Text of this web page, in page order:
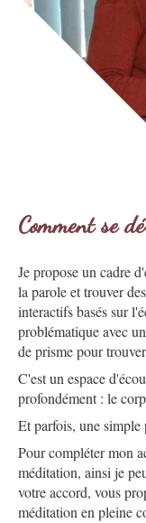
Comment se
Je propose un cadre
la parole et trouver
interactifs basés sur
problématique avec
de prisme pour
C'est un espace
profondément : le
Et parfois, une simple
Pour compléter mon
méditation, ainsi je
votre accord, vous
méditation en pleine